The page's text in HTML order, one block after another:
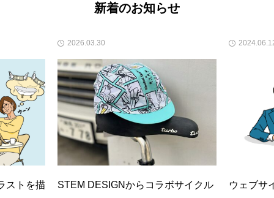
新着のお知らせ
ストを描
2026.03.30
STEM DESIGNからコラボサイクル ウェブサ